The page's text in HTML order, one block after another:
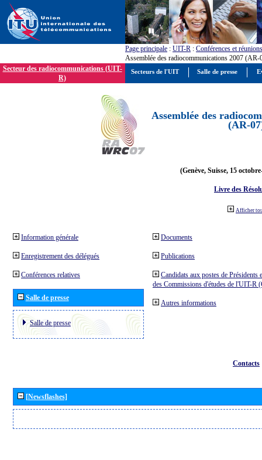
Page principale : UIT-R : Conférences et réunions
Assemblée des radiocommunications 2007 (AR-
Secteur des radiocommunications (UIT-
R)
Assemblée des
(AR-
(Genève, Suisse, 15
Livre des
Afficher
Information générale
Enregistrement des délégués
Conférences relatives
Salle de presse
Salle de presse
Documents
Publications
Candidats aux postes de Présidents
des Commissions d'études de l'UIT-R
Autres informations
Contacts
[Newsflashes]
Secteurs de l'UIT Salle de presse